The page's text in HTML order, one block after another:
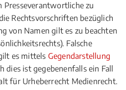
Presseverantwortliche zu
Rechtsvorschriften bezüglich
von Namen gilt es zu beachten
Falsche
es mittels Gegendarstellung
dies ist gegebenenfalls ein Fall
für Urheberrecht Medienrecht.